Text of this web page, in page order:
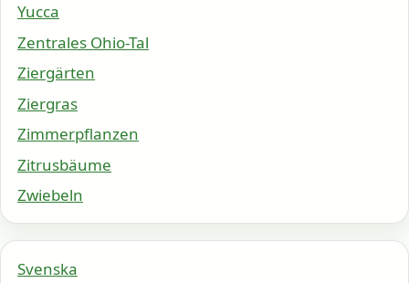
Yucca
Zentrales Ohio-Tal
Ziergärten
Ziergras
Zimmerpflanzen
Zitrusbäume
Zwiebeln
Svenska